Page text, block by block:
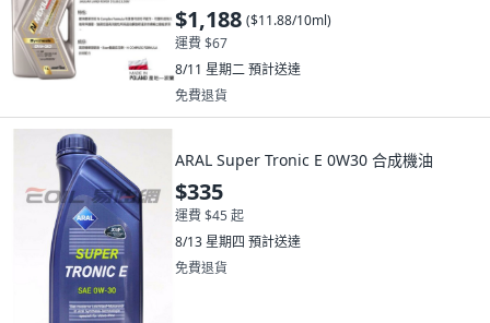
$1,188 ($11.88/10ml)
運費 $67
8/11 星期二預計送達
免費退貨
ARAL Super Tronic E 0W30 合成機油
$335
運費 $45 起
8/13 星期四 預計送達
免費退貨